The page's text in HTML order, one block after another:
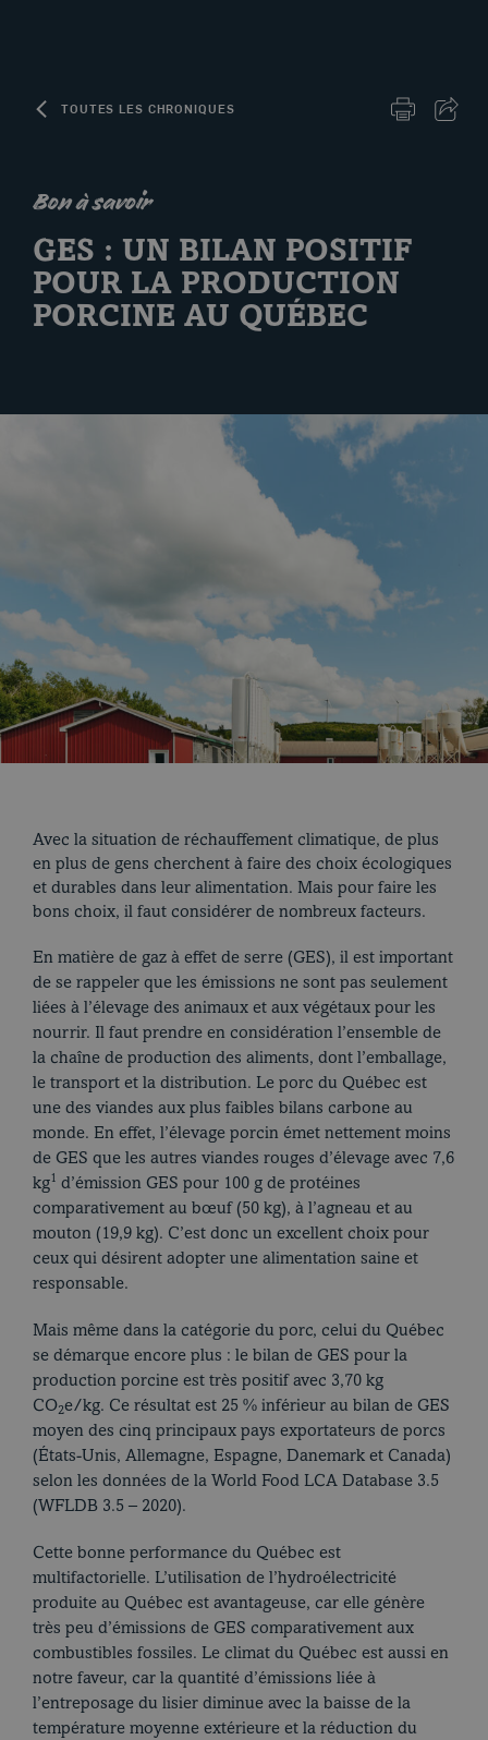
Le porc d'ici
Coupes et cuissons
Nos recettes
Thème du moment
TOUTES LES CHRONIQUES IMPRIMER
Bon à savoir
GES : UN BILAN POSITIF
POUR LA PRODUCTION
PORCINE AU QUÉBEC
Avec la situation de réchauffement climatique, de plus
en plus de gens cherchent à faire des choix écologiques
et durables dans leur alimentation. Mais pour faire les
bons choix, il faut considérer de nombreux facteurs.
En matière de gaz à effet de serre (GES), il est important
de se rappeler que les émissions ne sont pas seulement
liées à l’élevage des animaux et aux végétaux pour les
nourrir. Il faut prendre en considération l’ensemble de
la chaîne de production des aliments, dont l’emballage,
le transport et la distribution. Le porc du Québec est
une des viandes aux plus faibles bilans carbone au
monde. En effet, l’élevage porcin émet nettement moins
de GES que les autres viandes rouges d’élevage avec 7,6
kg1 d’émission GES pour 100 g de protéines
comparativement au bœuf (50 kg), à l’agneau et au
mouton (19,9 kg). C’est donc un excellent choix pour
ceux qui désirent adopter une alimentation saine et
responsable.
Mais même dans la catégorie du porc, celui du Québec
se démarque encore plus : le bilan de GES pour la
production porcine est très positif avec 3,70 kg
CO2e/kg. Ce résultat est 25 % inférieur au bilan de GES
moyen des cinq principaux pays exportateurs de porcs
(États-Unis, Allemagne, Espagne, Danemark et Canada)
selon les données de la World Food LCA Database 3.5
(WFLDB 3.5 – 2020).
Cette bonne performance du Québec est
multifactorielle. L’utilisation de l’hydroélectricité
produite au Québec est avantageuse, car elle génère
très peu d’émissions de GES comparativement aux
combustibles fossiles. Le climat du Québec est aussi en
notre faveur, car la quantité d’émissions liée à
l’entreposage du lisier diminue avec la baisse de la
température moyenne extérieure et la réduction du